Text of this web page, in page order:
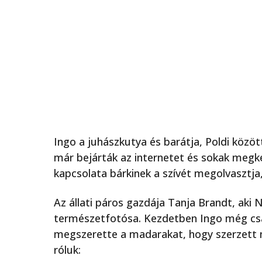
Ingo a juhászkutya és barátja, Poldi
már bejárták az internetet és sokak
kapcsolata bárkinek a szívét
Az állati páros gazdája Tanja Brandt, aki
természetfotósa. Kezdetben Ingo még
megszerette a madarakat, hogy
róluk: